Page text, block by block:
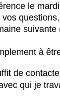
le
à
de
qui je